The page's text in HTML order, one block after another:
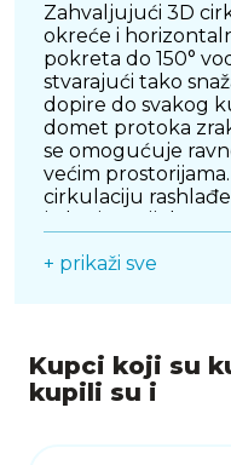
Zahvaljujući 3D
okreće i
pokreta do 150°
stvarajući tako
dopire do svakog
domet protoka
se omogućuje
većim
cirkulaciju
S korisnički
tijekom vrućih
počinju već od
prosječnog
+ prikaži sve
Kupci koji su
kupili su i